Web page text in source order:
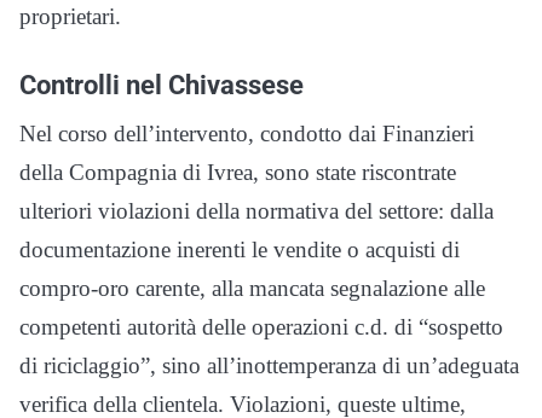
proprietari.
Controlli nel Chivassese
Nel corso dell’intervento, condotto dai Finanzieri
della Compagnia di Ivrea, sono state riscontrate
ulteriori violazioni della normativa del settore: dalla
documentazione inerenti le vendite o acquisti di
compro-oro carente, alla mancata segnalazione alle
competenti autorità delle operazioni c.d. di “sospetto
di riciclaggio”, sino all’inottemperanza di un’adeguata
verifica della clientela. Violazioni, queste ultime,